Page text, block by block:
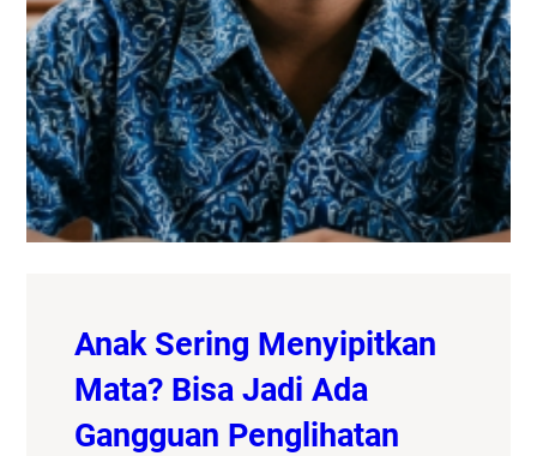
Anak Sering Menyipitkan
Mata? Bisa Jadi Ada
Gangguan Penglihatan